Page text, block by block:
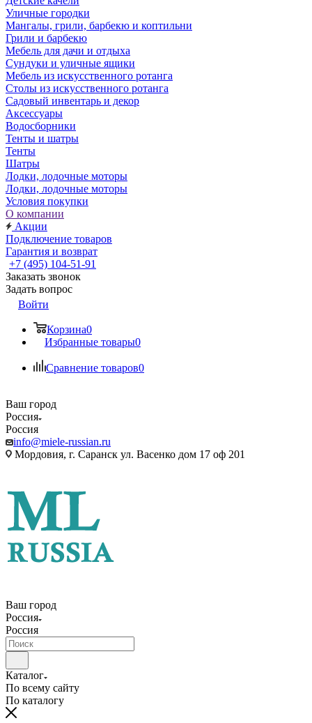
Уличные городки
Мангалы, грили, барбекю и коптильни
Грили и барбекю
Мебель для дачи и отдыха
Сундуки и уличные ящики
Мебель из искусственного ротанга
Столы из искусственного ротанга
Садовый инвентарь и декор
Аксессуары
Водосборники
Тенты и шатры
Тенты
Шатры
Лодки, лодочные моторы
Лодки, лодочные моторы
Условия покупки
О компании
Акции
Подключение товаров
Гарантия и возврат
+7 (495) 104-51-91
Заказать звонок
Задать вопрос
Войти
Корзина0
Избранные товары0
Сравнение товаров0
Ваш город
Россия
Россия
info@miele-russian.ru
Мордовия, г. Саранск ул. Васенко дом 17 оф 201
Ваш город
Россия
Россия
Каталог
По всему сайту
По каталогу